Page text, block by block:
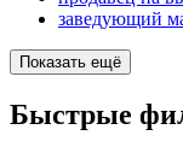
заведующий
Показать ещё
Быстрые